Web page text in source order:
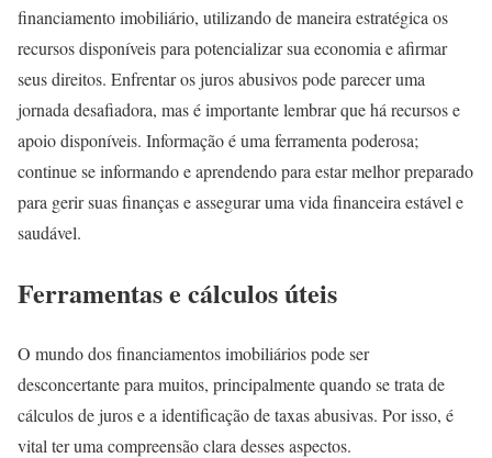
financiamento imobiliário, utilizando de maneira estratégica os
recursos disponíveis para potencializar sua economia e afirmar
seus direitos. Enfrentar os juros abusivos pode parecer uma
jornada desafiadora, mas é importante lembrar que há recursos e
apoio disponíveis. Informação é uma ferramenta poderosa;
continue se informando e aprendendo para estar melhor preparado
para gerir suas finanças e assegurar uma vida financeira estável e
saudável.
Ferramentas e cálculos úteis
O mundo dos financiamentos imobiliários pode ser
desconcertante para muitos, principalmente quando se trata de
cálculos de juros e a identificação de taxas abusivas. Por isso, é
vital ter uma compreensão clara desses aspectos.